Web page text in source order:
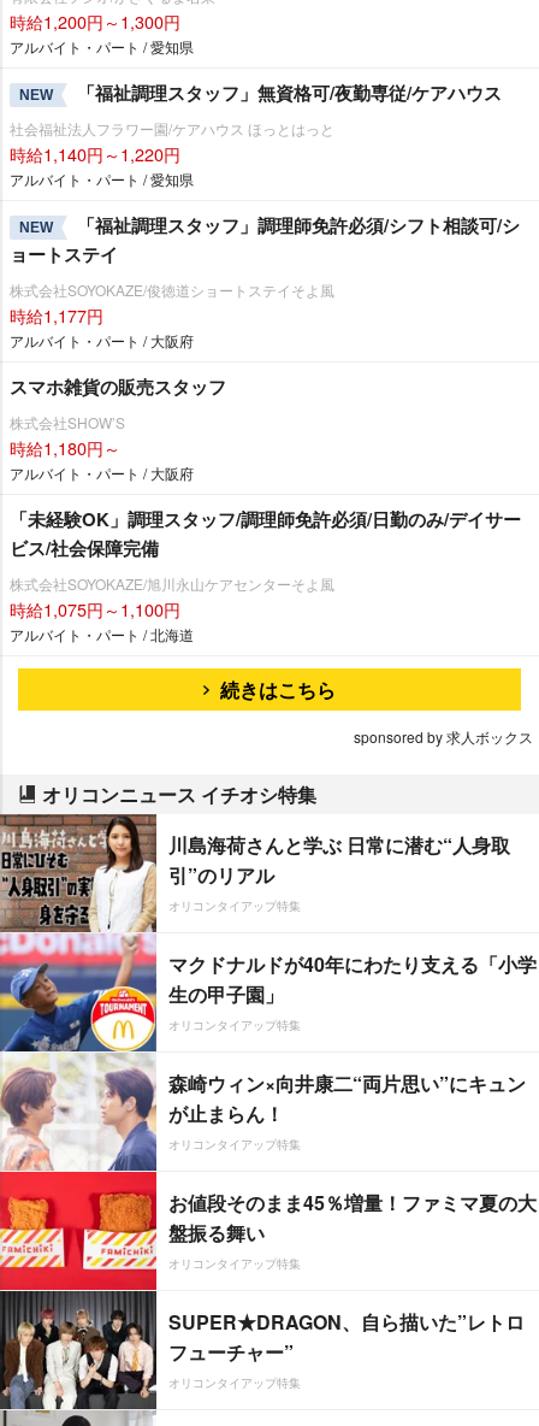
時給1,200円～1,300円
アルバイト・パート / 愛知県
NEW 「福祉調理スタッフ」無資格可/夜勤専従/ケアハウス
社会福祉法人フラワー園/ケアハウス ほっとはっと
時給1,140円～1,220円
アルバイト・パート / 愛知県
NEW
「福祉調理スタッフ」調理師免許必須/シフト相談可/シ
ョートステイ
株式会社SOYOKAZE/俊徳道ショートステイそよ風
時給1,177円
アルバイト・パート / 大阪府
スマホ雑貨の販売スタッフ
株式会社SHOW’S
時給1,180円～
アルバイト・パート / 大阪府
「未経験OK」調理スタッフ/調理師免許必須/日勤のみ/デイサー
ビス/社会保障完備
株式会社SOYOKAZE/旭川永山ケアセンターそよ風
時給1,075円～1,100円
アルバイト・パート / 北海道
続きはこちら
sponsored by 求人ボックス
オリコンニュース イチオシ特集
川島海荷さんと学ぶ 日常に潜む“人身取
引”のリアル
オリコンタイアップ特集
マクドナルドが40年にわたり支える「小学
生の甲子園」
オリコンタイアップ特集
森崎ウィン×向井康二“両片思い”にキュン
が止まらん！
オリコンタイアップ特集
お値段そのまま45％増量！ファミマ夏の大
盤振る舞い
オリコンタイアップ特集
SUPER★DRAGON、自ら描いた”レトロ
フューチャー”
オリコンタイアップ特集